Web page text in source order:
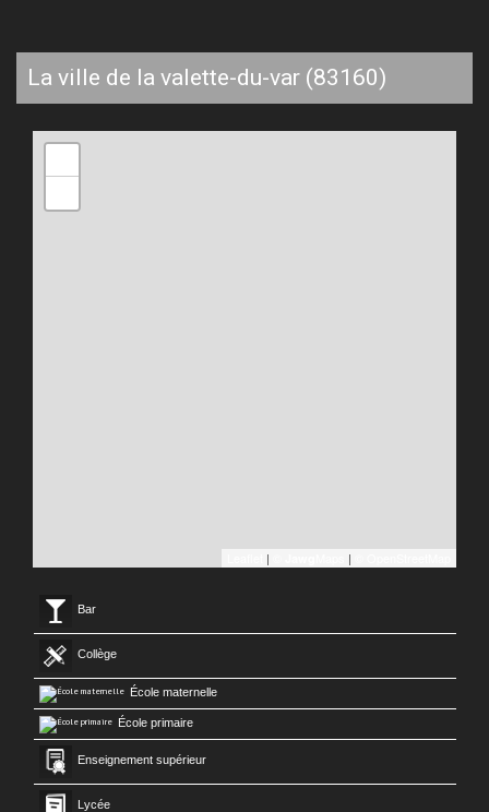
la ville de la valette-du-var (83160)
| |
Bar
Collège
École maternelle
École primaire
Enseignement supérieur
Lycée